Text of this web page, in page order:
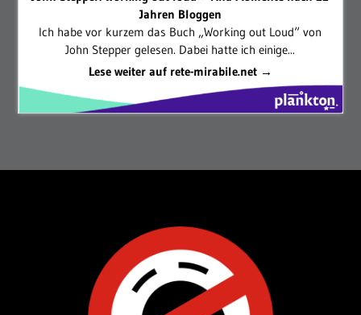
Jahren Bloggen
Ich habe vor kurzem das Buch „Working out Loud“ von
John Stepper gelesen. Dabei hatte ich einige...
Lese weiter auf rete-mirabile.net →